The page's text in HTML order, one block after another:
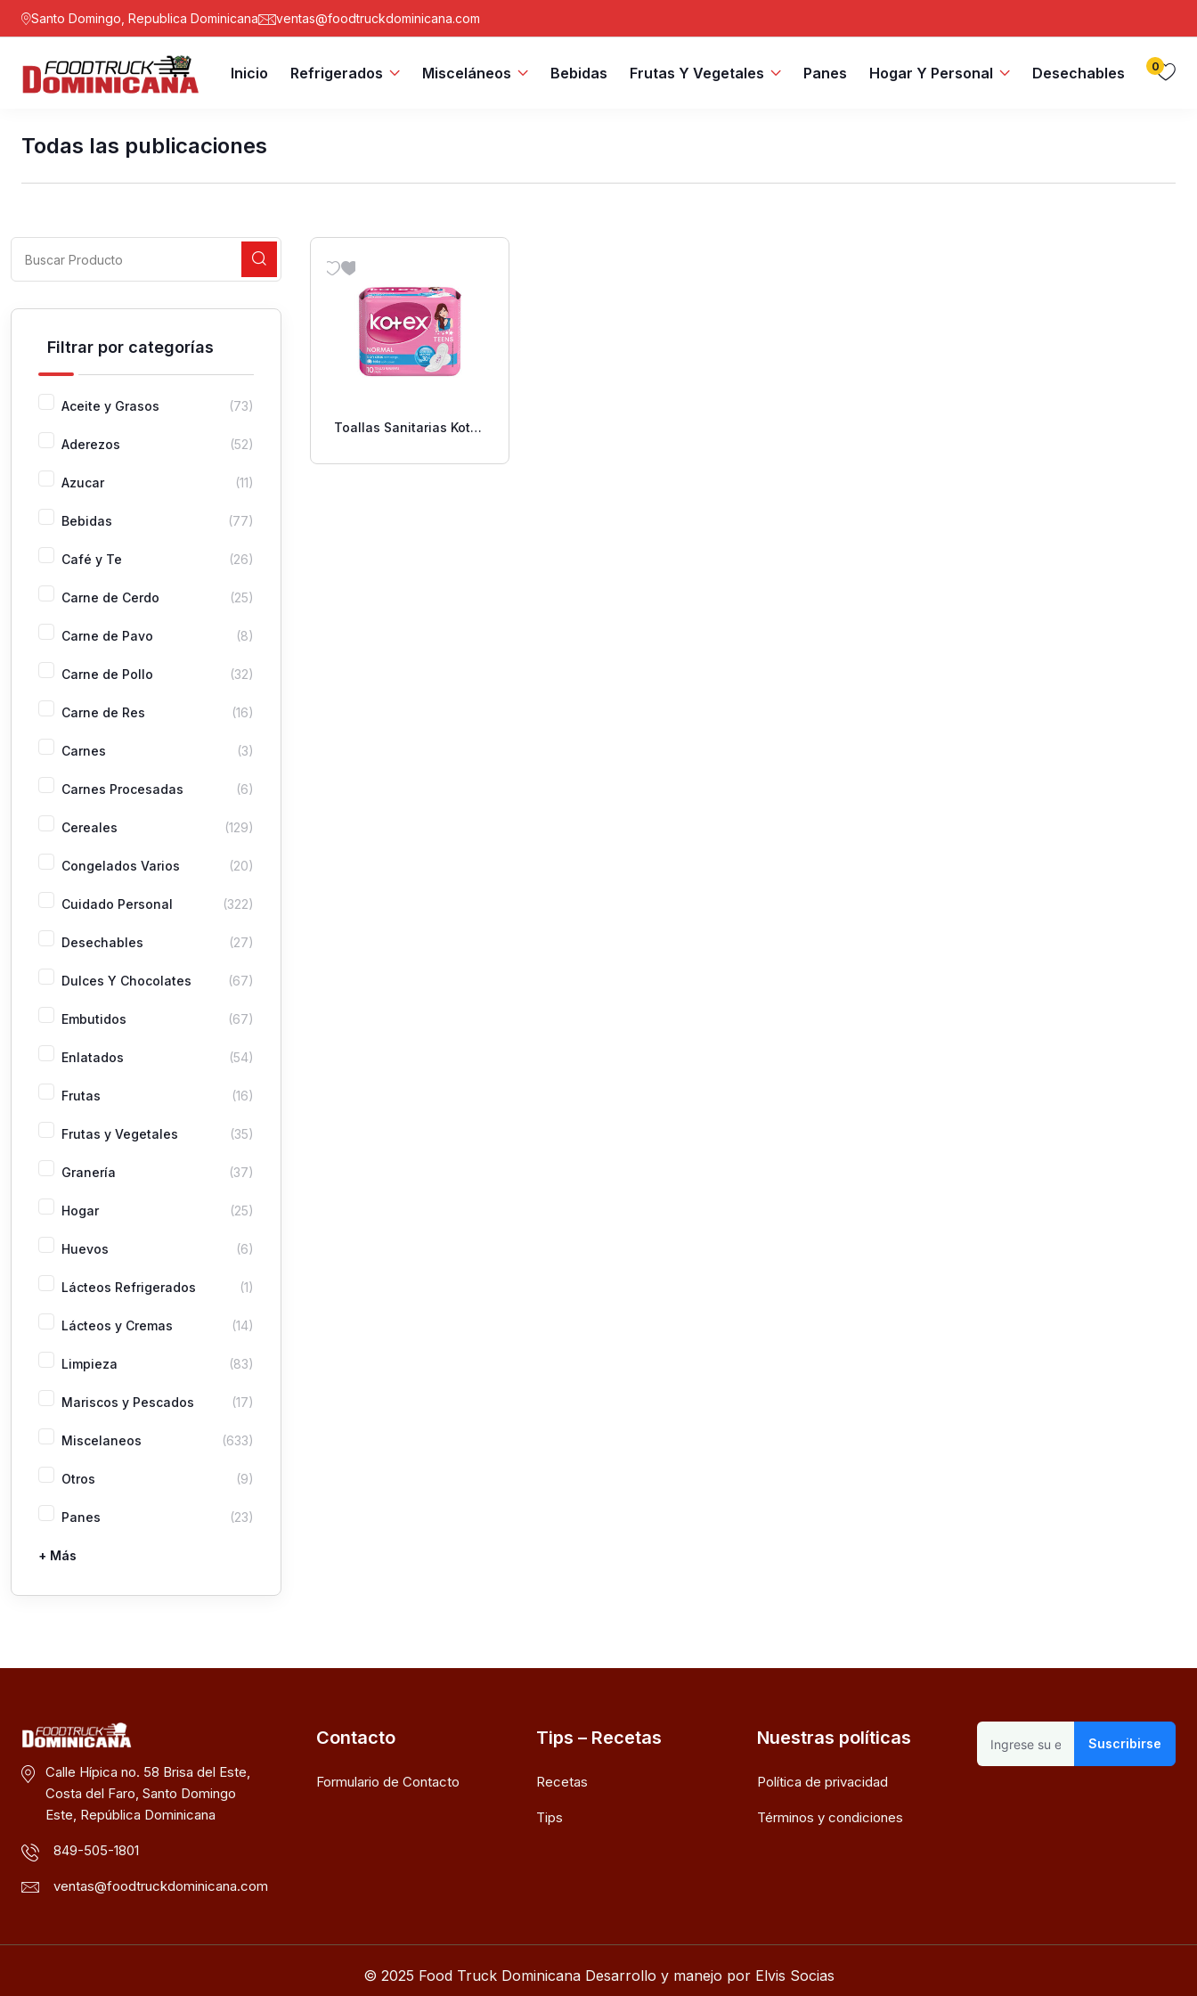
Santo Domingo, Republica Dominicana ventas@foodtruckdominicana.com
Inicio Refrigerados Misceláneos Bebidas Frutas Y Vegetales Panes Hogar Y Personal Desechables 0
Todas las publicaciones
Filtrar por categorías
Aceite y Grasos (73)
Aderezos (52)
Azucar (11)
Bebidas (77)
Café y Te (26)
Carne de Cerdo (25)
Carne de Pavo (8)
Carne de Pollo (32)
Carne de Res (16)
Carnes (3)
Carnes Procesadas (6)
Cereales (129)
Congelados Varios (20)
Cuidado Personal (322)
Desechables (27)
Dulces Y Chocolates (67)
Embutidos (67)
Enlatados (54)
Frutas (16)
Frutas y Vegetales (35)
Granería (37)
Hogar (25)
Huevos (6)
Lácteos Refrigerados (1)
Lácteos y Cremas (14)
Limpieza (83)
Mariscos y Pescados (17)
Miscelaneos (633)
Otros (9)
Panes (23)
Pastas
Picaderas
Sazones y Salsas
Vegetales
+ Más
Toallas Sanitarias Kotex
Calle Hípica no. 58 Brisa del Este,
Costa del Faro, Santo Domingo
Este, República Dominicana
849-505-1801
ventas@foodtruckdominicana.com
Contacto
Formulario de Contacto
Tips – Recetas
Recetas
Tips
Nuestras políticas
Política de privacidad
Términos y condiciones
Suscribirse
© 2025 Food Truck Dominicana Desarrollo y manejo por Elvis Socias